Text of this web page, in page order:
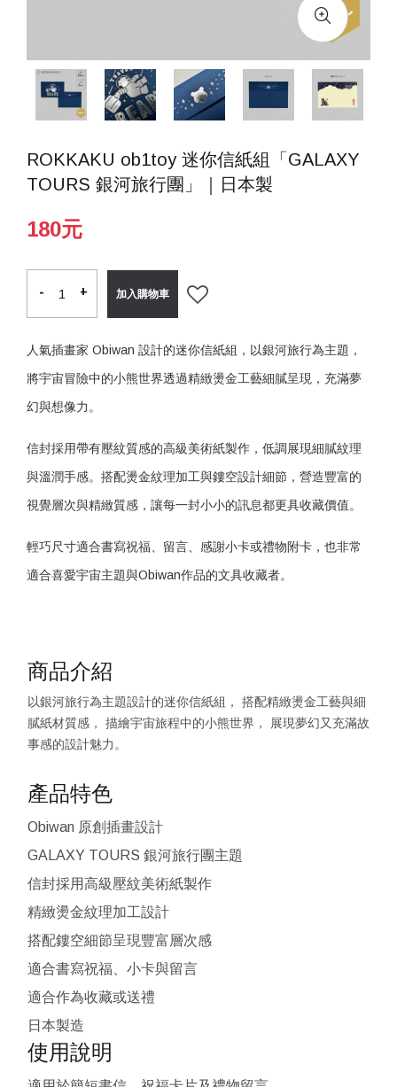
ROKKAKU ob1toy 迷你信紙組「GALAXY
TOURS 銀河旅行團」｜日本製
180元
- +
- + 加入購物車
人氣插畫家 Obiwan 設計的迷你信紙組，以銀河旅行為主題，
將宇宙冒險中的小熊世界透過精緻燙金工藝細膩呈現，充滿夢
幻與想像力。
信封採用帶有壓紋質感的高級美術紙製作，低調展現細膩紋理
與溫潤手感。搭配燙金紋理加工與鏤空設計細節，營造豐富的
視覺層次與精緻質感，讓每一封小小的訊息都更具收藏價值。
輕巧尺寸適合書寫祝福、留言、感謝小卡或禮物附卡，也非常
適合喜愛宇宙主題與Obiwan作品的文具收藏者。
商品介紹
以銀河旅行為主題設計的迷你信紙組， 搭配精緻燙金工藝與細
膩紙材質感， 描繪宇宙旅程中的小熊世界， 展現夢幻又充滿故
事感的設計魅力。
產品特色
Obiwan 原創插畫設計
GALAXY TOURS 銀河旅行團主題
信封採用高級壓紋美術紙製作
精緻燙金紋理加工設計
搭配鏤空細節呈現豐富層次感
適合書寫祝福、小卡與留言
適合作為收藏或送禮
日本製造
使用說明